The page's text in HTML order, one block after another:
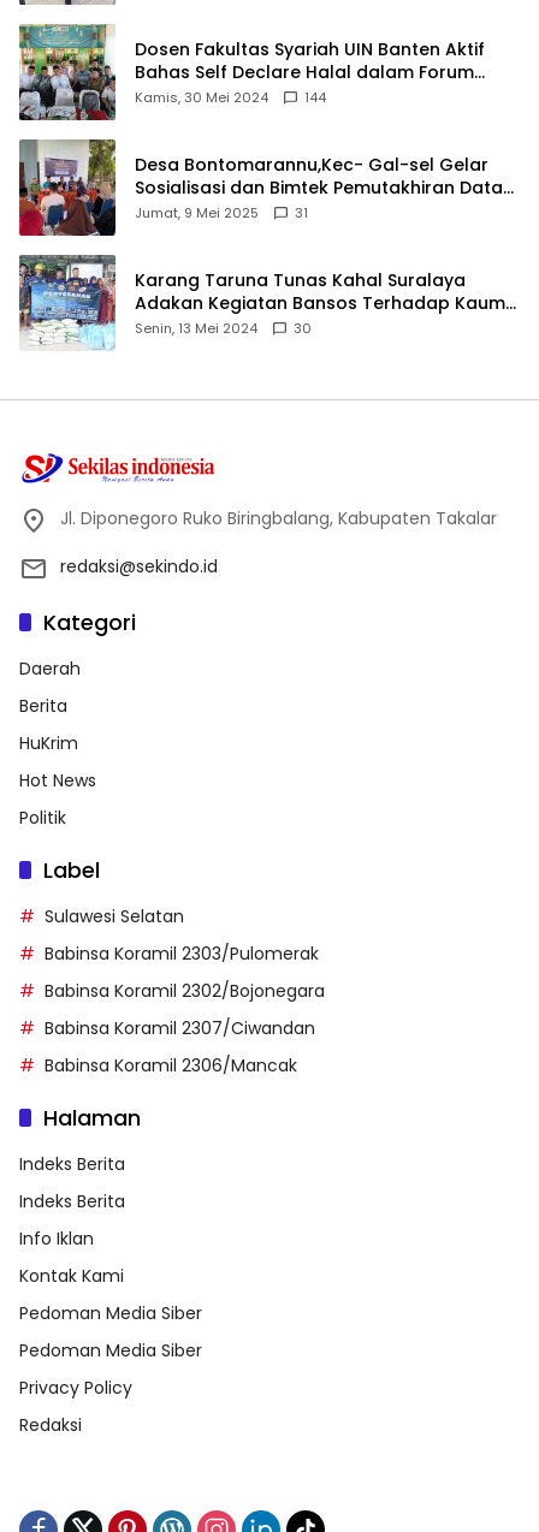
Dosen Fakultas Syariah UIN Banten Aktif
Bahas Self Declare Halal dalam Forum
Ijtima Ulama MUI
Kamis, 30 Mei 2024 144
Desa Bontomarannu,Kec- Gal-sel Gelar
Sosialisasi dan Bimtek Pemutakhiran Data
ID
Jumat, 9 Mei 2025 31
Karang Taruna Tunas Kahal Suralaya
Adakan Kegiatan Bansos Terhadap Kaum
Dhuafa dan Anak Yatim-Piatu
Senin, 13 Mei 2024 30
Jl. Diponegoro Ruko Biringbalang, Kabupaten Takalar
redaksi@sekindo.id
Kategori
Daerah
Berita
HuKrim
Hot News
Politik
Label
Sulawesi Selatan
Babinsa Koramil 2303/Pulomerak
Babinsa Koramil 2302/Bojonegara
Babinsa Koramil 2307/Ciwandan
Babinsa Koramil 2306/Mancak
Halaman
Indeks Berita
Indeks Berita
Info Iklan
Kontak Kami
Pedoman Media Siber
Pedoman Media Siber
Privacy Policy
Redaksi